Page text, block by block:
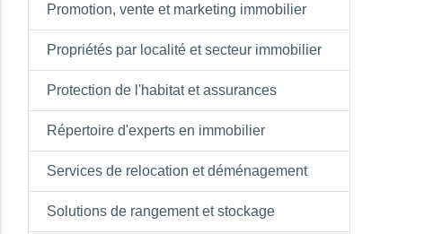
Promotion, vente et marketing immobilier
Propriétés par localité et secteur immobilier
Protection de l'habitat et assurances
Répertoire d'experts en immobilier
Services de relocation et déménagement
Solutions de rangement et stockage